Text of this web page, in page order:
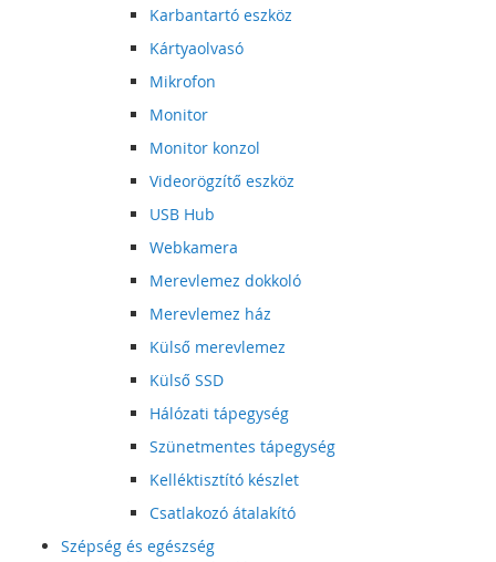
Karbantartó eszköz
Kártyaolvasó
Mikrofon
Monitor
Monitor konzol
Videorögzítő eszköz
USB Hub
Webkamera
Merevlemez dokkoló
Merevlemez ház
Külső merevlemez
Külső SSD
Hálózati tápegység
Szünetmentes tápegység
Kelléktisztító készlet
Csatlakozó átalakító
Szépség és egészség